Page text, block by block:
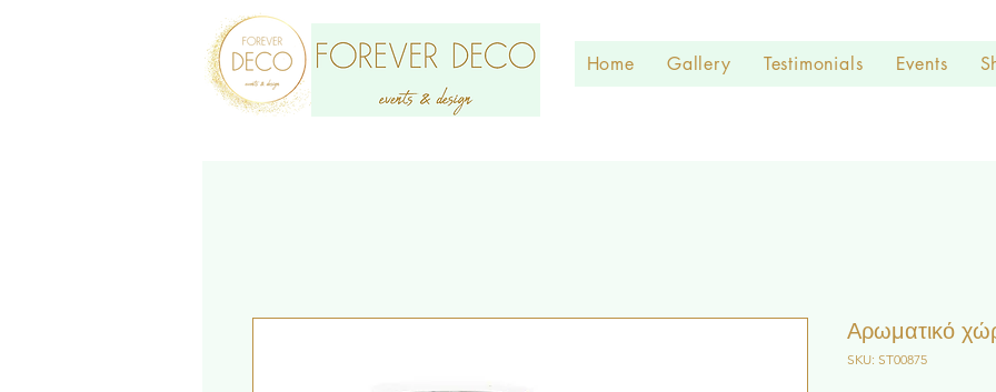
Home Gallery Testimonials Events
Αρωματικό
SKU: ST00875